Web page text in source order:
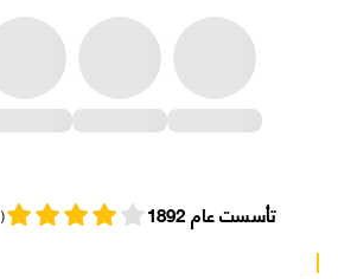
) تأسست عام 1892